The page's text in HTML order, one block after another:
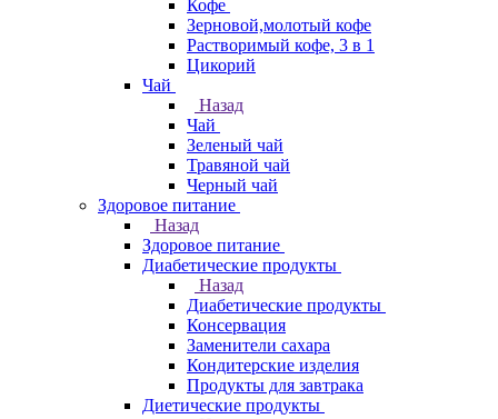
Кофе
Зерновой,молотый кофе
Растворимый кофе, 3 в 1
Цикорий
Чай
Назад
Чай
Зеленый чай
Травяной чай
Черный чай
Здоровое питание
Назад
Здоровое питание
Диабетические продукты
Назад
Диабетические продукты
Консервация
Заменители сахара
Кондитерские изделия
Продукты для завтрака
Диетические продукты